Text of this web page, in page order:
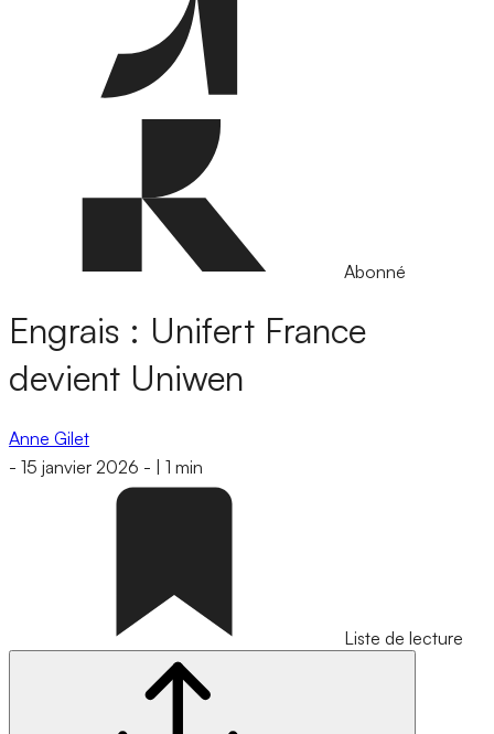
Abonné
Engrais : Unifert France
devient Uniwen
Anne Gilet
- 15 janvier 2026 - 1 min
Liste de lecture